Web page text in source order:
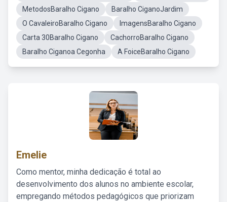
MetodosBaralho Cigano
Baralho CiganoJardim
O CavaleiroBaralho Cigano
ImagensBaralho Cigano
Carta 30Baralho Cigano
CachorroBaralho Cigano
Baralho Ciganoa Cegonha
A FoiceBaralho Cigano
Emelie
Como mentor, minha dedicação é total ao
desenvolvimento dos alunos no ambiente escolar,
empregando métodos pedagógicos que priorizam